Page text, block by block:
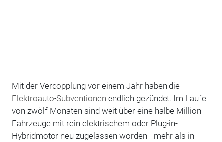
Mit der Verdopplung vor einem Jahr haben die
Elektroauto-Subventionen endlich gezündet. Im Laufe
von zwölf Monaten sind weit über eine halbe Million
Fahrzeuge mit rein elektrischem oder Plug-in-
Hybridmotor neu zugelassen worden - mehr als in